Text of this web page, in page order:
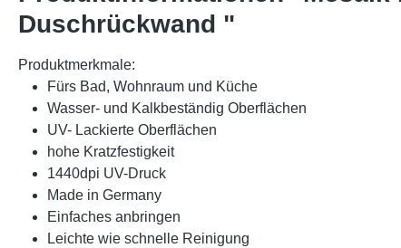
Duschrückwand "
Produktmerkmale:
Fürs Bad, Wohnraum und Küche
Wasser- und Kalkbeständig Oberflächen
UV- Lackierte Oberflächen
hohe Kratzfestigkeit
1440dpi UV-Druck
Made in Germany
Einfaches anbringen
Leichte wie schnelle Reinigung